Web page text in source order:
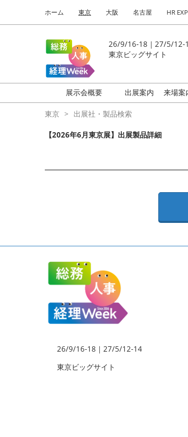
キ
プ
し
て
進
to
ホーム 東京 大阪 名古屋 HR
26/9/16-18｜27/5/
東京ビッグサイト
展示会概要
働き方改革 EXPO
【9月より】バックオフィス
AIエージェント EXPO
【9月】展示会概要
出展案内
来場案
東京 出展社・製品検索
【2026年6月東京展】出展製品詳細
26/9/16-18｜27/5/12-14
東京ビッグサイト